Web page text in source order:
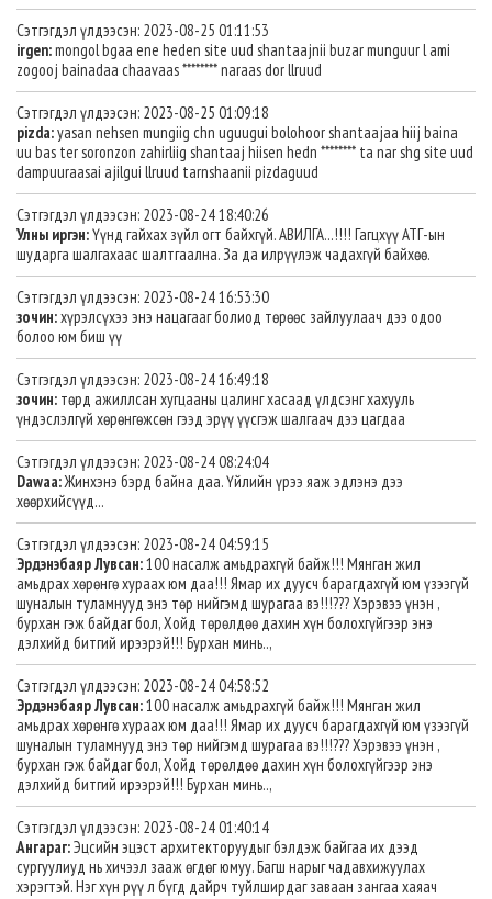
Сэтгэгдэл үлдээсэн: 2023-08-25 01:11:53
irgen:mongol bgaa ene heden site uud shantaajnii buzar munguur l ami
zogooj bainadaa chaavaas ******** naraas dor llruud
Сэтгэгдэл үлдээсэн: 2023-08-25 01:09:18
pizda:yasan nehsen mungiig chn uguugui bolohoor shantaajaa hiij baina
uu bas ter soronzon zahirliig shantaaj hiisen hedn ******** ta nar shg site uud
dampuuraasai ajilgui llruud tarnshaanii pizdaguud
Сэтгэгдэл үлдээсэн: 2023-08-24 18:40:26
Улны иргэн:Үүнд гайхах зүйл огт байхгүй. АВИЛГА...!!!! Гагцхүү АТГ-ын
шударга шалгахаас шалтгаална. За да илрүүлэж чадахгүй байхөө.
Сэтгэгдэл үлдээсэн: 2023-08-24 16:53:30
зочин:хүрэлсүхээ энэ нацагааг болиод төрөөс зайлуулаач дээ одоо
болоо юм биш үү
Сэтгэгдэл үлдээсэн: 2023-08-24 16:49:18
зочин: төрд ажиллсан хугцааны цалинг хасаад үлдсэнг хахууль
үндэслэлгүй хөрөнгөжсөн гээд эрүү үүсгэж шалгаач дээ цагдаа
Сэтгэгдэл үлдээсэн: 2023-08-24 08:24:04
Dawaa:Жинхэнэ бэрд байна даа. Үйлийн үрээ яаж эдлэнэ дээ
хөөрхийсүүд...
Сэтгэгдэл үлдээсэн: 2023-08-24 04:59:15
Эрдэнэбаяр Лувсан:100 насалж амьдрахгүй байж!!! Мянган жил
амьдрах хөрөнгө хураах юм даа!!! Ямар их дуусч барагдахгүй юм үзээгүй
шуналын туламнууд энэ төр нийгэмд шурагаа вэ!!!??? Хэрэвээ үнэн ,
бурхан гэж байдаг бол, Хойд төрөлдөө дахин хүн болохгүйгээр энэ
дэлхийд битгий ирээрэй!!! Бурхан минь..,
Сэтгэгдэл үлдээсэн: 2023-08-24 04:58:52
Эрдэнэбаяр Лувсан:100 насалж амьдрахгүй байж!!! Мянган жил
амьдрах хөрөнгө хураах юм даа!!! Ямар их дуусч барагдахгүй юм үзээгүй
шуналын туламнууд энэ төр нийгэмд шурагаа вэ!!!??? Хэрэвээ үнэн ,
бурхан гэж байдаг бол, Хойд төрөлдөө дахин хүн болохгүйгээр энэ
дэлхийд битгий ирээрэй!!! Бурхан минь..,
Сэтгэгдэл үлдээсэн: 2023-08-24 01:40:14
Ангараг:Эцсийн эцэст архитекторуудыг бэлдэж байгаа их дээд
сургуулиуд нь хичээл зааж өгдөг юмуу. Багш нарыг чадавхижуулах
хэрэгтэй. Нэг хүн рүү л бүгд дайрч туйлширдаг заваан зангаа хаяач